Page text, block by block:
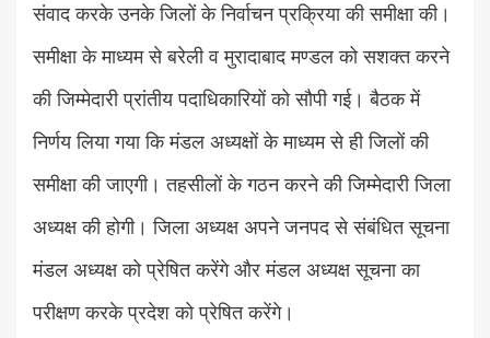
संवाद करके उनके जिलों के निर्वाचन प्रक्रिया की समीक्षा की।
समीक्षा के माध्यम से बरेली व मुरादाबाद मण्डल को सशक्त करने
की जिम्मेदारी प्रांतीय पदाधिकारियों को सौपी गई। बैठक में
निर्णय लिया गया कि मंडल अध्यक्षों के माध्यम से ही जिलों की
समीक्षा की जाएगी। तहसीलों के गठन करने की जिम्मेदारी जिला
अध्यक्ष की होगी। जिला अध्यक्ष अपने जनपद से संबंधित सूचना
मंडल अध्यक्ष को प्रेषित करेंगे और मंडल अध्यक्ष सूचना का
परीक्षण करके प्रदेश को प्रेषित करेंगे।